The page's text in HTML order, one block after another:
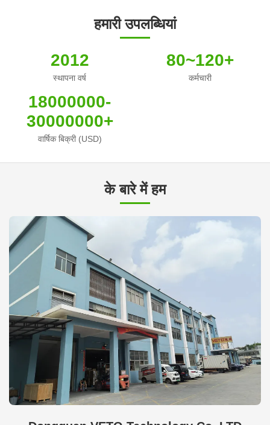
हमारी उपलब्धियां
2012
स्थापना वर्ष
80~120+
कर्मचारी
18000000-
30000000+
वार्षिक बिक्री (USD)
के बारे में हम